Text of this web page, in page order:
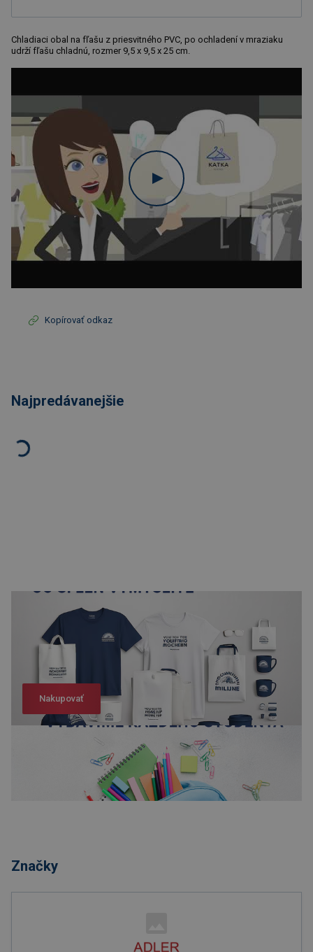
Chladiaci obal na fľašu z priesvitného PVC, po ochladení v mraziaku
udrží fľašu chladnú, rozmer 9,5 x 9,5 x 25 cm.
Kopírovať odkaz
Najpredávanejšie
Nakupovať
Značky